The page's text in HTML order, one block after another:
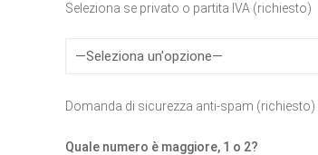
Seleziona se privato o partita IVA (richiesto)
Domanda di sicurezza anti-spam (richiesto)
Quale numero è maggiore, 1 o 2?